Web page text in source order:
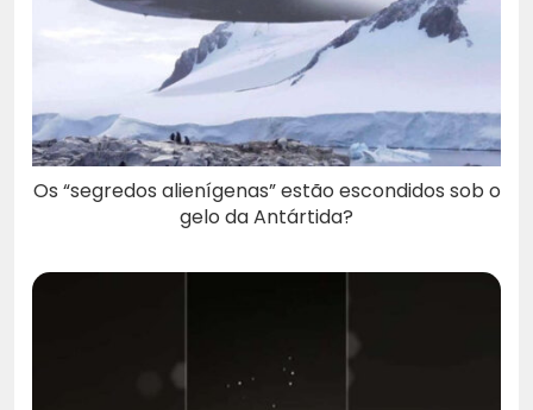
Os “segredos alienígenas” estão escondidos sob o
gelo da Antártida?